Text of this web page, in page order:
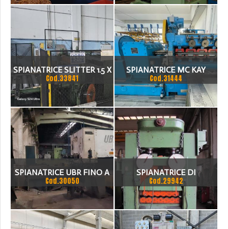
SPIANATRICE SLITTER 1.5 X
1500 NASTRI VAL FERRO
Cod.33841
SPIANATRICE MC KAY
Cod.31444
SPIANATRICE UBR FINO A
40 MM
Cod.30050
SPIANATRICE DI
PRECISIONE A 4 ALTEZZE
1.500 X 12
Cod.29942